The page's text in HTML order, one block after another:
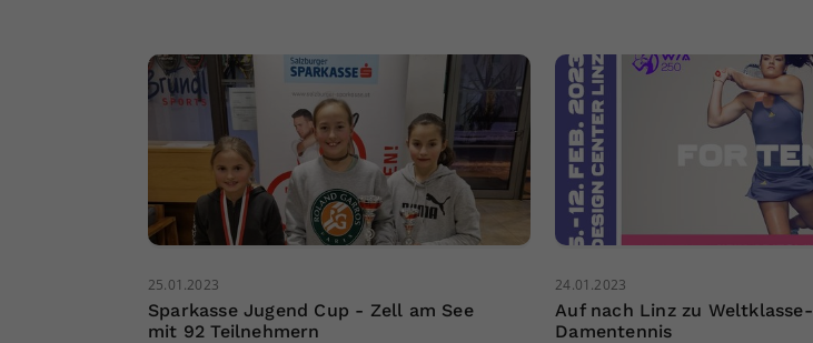
25.01.2023
Sparkasse Jugend Cup - Zell am See
mit 92 Teilnehmern
24.01.2023
Auf nach Linz zu Weltklasse-
Damentennis